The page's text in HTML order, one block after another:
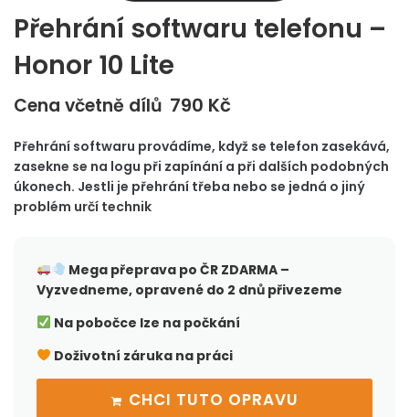
Přehrání softwaru telefonu –
Honor 10 Lite
Cena včetně dílů 790 Kč
Přehrání softwaru provádíme, když se telefon zasekává,
zasekne se na logu při zapínání a při dalších podobných
úkonech. Jestli je přehrání třeba nebo se jedná o jiný
problém určí technik
Mega přeprava po ČRZDARMA –
Vyzvedneme, opravené do 2 dnů přivezeme
Na pobočce lze na počkání
Doživotní záruka na práci
CHCI TUTO OPRAVU